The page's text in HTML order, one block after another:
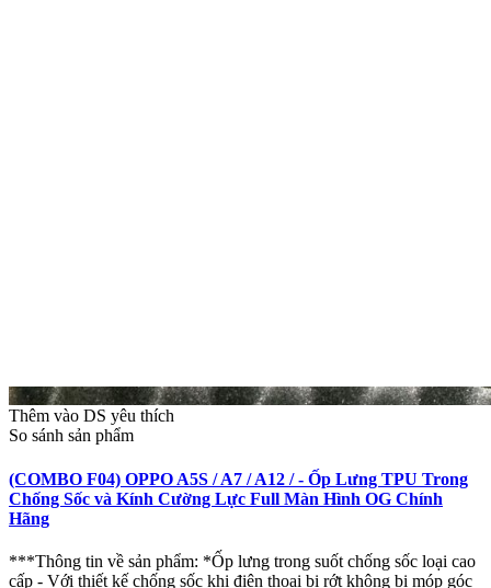
Thêm vào DS yêu thích
So sánh sản phẩm
(COMBO F04) OPPO A5S / A7 / A12 / - Ốp Lưng TPU Trong
Chống Sốc và Kính Cường Lực Full Màn Hình OG Chính
Hãng
***Thông tin về sản phẩm: *Ốp lưng trong suốt chống sốc loại cao
cấp - Với thiết kế chống sốc khi điện thoại bị rớt không bị móp góc